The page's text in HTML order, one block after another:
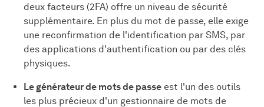
deux facteurs (2FA) offre un niveau de sécurité
supplémentaire. En plus du mot de passe, elle exige
une reconfirmation de l'identification par SMS, par
des applications d'authentification ou par des clés
physiques.
Le générateur de mots de passe est l'un des outils
les plus précieux d'un gestionnaire de mots de